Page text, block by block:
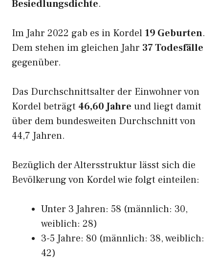
Besiedlungsdichte.
Im Jahr 2022 gab es in Kordel 19 Geburten.
Dem stehen im gleichen Jahr 37 Todesfälle
gegenüber.
Das Durchschnittsalter der Einwohner von
Kordel beträgt 46,60 Jahre und liegt damit
über dem bundesweiten Durchschnitt von
44,7 Jahren.
Bezüglich der Altersstruktur lässt sich die
Bevölkerung von Kordel wie folgt einteilen:
Unter 3 Jahren: 58 (männlich: 30,
weiblich: 28)
3-5 Jahre: 80 (männlich: 38, weiblich:
42)